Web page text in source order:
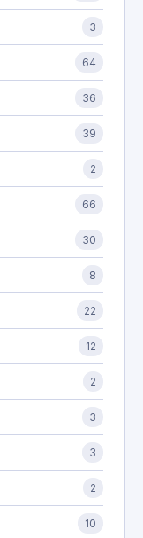
3
64
36
39
2
66
30
8
22
12
2
3
3
2
10